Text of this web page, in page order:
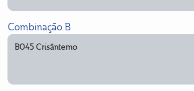
Combinação B
B045 Crisântemo